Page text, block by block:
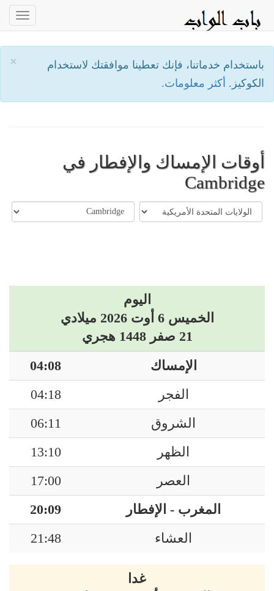
×
باستخدام خدماتنا، فإنك تعطينا موافقتك لاستخدام
الكوكيز. أكثر معلومات.
أوقات الإمساك والإفطار في
Cambridge
اليوم
الخميس 6 أوت 2026 ميلادي
21 صفر 1448 هجري
الإمساك
04:08
الفجر
04:18
الشروق
06:11
الظهر
13:10
العصر
17:00
المغرب - الإفطار
20:09
العشاء
21:48
غدا